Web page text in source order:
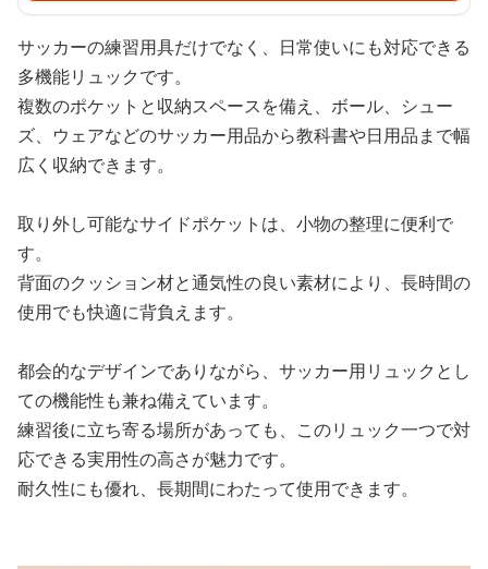
サッカーの練習用具だけでなく、日常使いにも対応できる
多機能リュックです。
複数のポケットと収納スペースを備え、ボール、シュー
ズ、ウェアなどのサッカー用品から教科書や日用品まで幅
広く収納できます。
取り外し可能なサイドポケットは、小物の整理に便利で
す。
背面のクッション材と通気性の良い素材により、長時間の
使用でも快適に背負えます。
都会的なデザインでありながら、サッカー用リュックとし
ての機能性も兼ね備えています。
練習後に立ち寄る場所があっても、このリュック一つで対
応できる実用性の高さが魅力です。
耐久性にも優れ、長期間にわたって使用できます。